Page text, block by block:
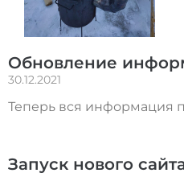
Обновление
30.12.2021
Теперь вся информация
Запуск нового